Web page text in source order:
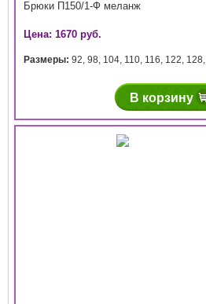
Брюки П150/1-Ф меланж
Цена: 1670 руб.
Размеры: 92, 98, 104, 110, 116, 122, 128,
В корзину